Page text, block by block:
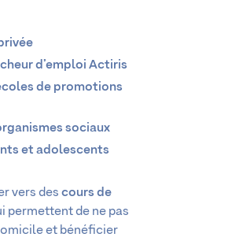
d’emploi Actiris
de promotions
sociaux
et adolescents
vers descours de
permettent de ne pas
et bénéficier